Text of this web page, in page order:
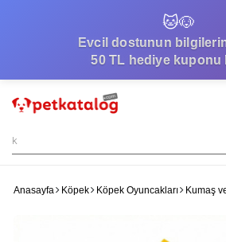
🐱🐶
Evcil dostunun
50 TL hediye kuponu
Anasayfa Köpek Köpek Oyuncakları Kumaş